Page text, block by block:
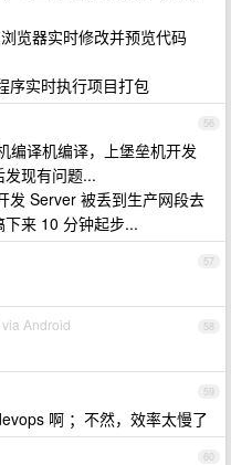
览器实时修改并预览代码
序实时执行项目打包
56
编译机编译，上堡垒机开发
现有问题...
发 Server 被丢到生产网段去
来 10 分钟起步...
57
58
Android
59
啊 ；不然，效率太慢了
60